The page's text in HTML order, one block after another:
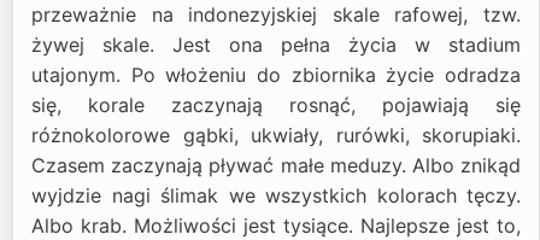
przeważnie na indonezyjskiej skale rafowej, tzw.
żywej skale. Jest ona pełna życia w stadium
utajonym. Po włożeniu do zbiornika życie odradza
się, korale zaczynają rosnąć, pojawiają się
różnokolorowe gąbki, ukwiały, rurówki, skorupiaki.
Czasem zaczynają pływać małe meduzy. Albo znikąd
wyjdzie nagi ślimak we wszystkich kolorach tęczy.
Albo krab. Możliwości jest tysiące. Najlepsze jest to,